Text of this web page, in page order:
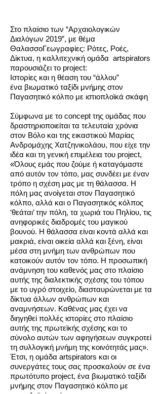
Στο πλαίσιο των “Αρχαιολογικών
Διαλόγων 2019”, με θέμα
ΘαλασσοΓεωγραφίες: Ρότες, Ροές,
Δίκτυα, η καλλιτεχνική ομάδα artspirators
παρουσιάζει το project:
Ιστορίες και η θέαση του “άλλου”
ένα βιωματικό ταξίδι μνήμης στον
Παγασητικό κόλπο με ιστιοπλοϊκά σκάφη
Σύμφωνα με το concept της ομάδας που
δραστηριοποιείται τα τελευταία χρόνια
στον Βόλο και της εικαστικού Μαρίας
Ανδρομάχης Χατζηνικολάου, που είχε την
ιδέα και τη γενική επιμέλεια του project,
«Όλους εμάς που ζούμε ή καταγόμαστε
από αυτόν τον τόπο, μας συνδέει με έναν
τρόπο η σχέση μας με τη θάλασσα. Η
πόλη μας ανοίγεται στον Παγασητικό
κόλπο, αλλά και ο Παγασητικός κόλπος
‘θεάται’ την πόλη, τα χωριά του Πηλίου, τις
ανηφορικές διαδρομές του μαγικού
βουνού. Η θάλασσα είναι κοντά αλλά και
μακριά, είναι οικεία αλλά και ξένη, είναι
μέσα στη μνήμη των ανθρώπων που
κατοικούν αυτόν τον τόπο. Η προσωπική
ανάμνηση του καθενός μας στο πλαίσιο
αυτής της διαλεκτικής σχέσης του τόπου
με το υγρό στοιχείο, διασταυρώνεται με τα
δίκτυα άλλων ανθρώπων και
αναμνήσεων. Καθένας μας έχει να
διηγηθεί πολλές ιστορίες στο πλαίσιο
αυτής της πρωτεϊκής σχέσης και το
σύνολο αυτών των αφηγήσεων συγκροτεί
τη συλλογική μνήμη της κοινότητάς μας».
Έτσι, η ομάδα artspirators και οι
συνεργάτες τους σας προσκαλούν σε ένα
πρωτότυπο project, ένα βιωματικό ταξίδι
μνήμης στον Παγασητικό κόλπο με